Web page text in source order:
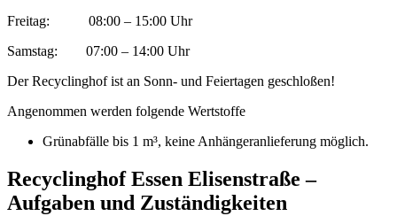
Freitag: 08:00 – 15:00 Uhr
Samstag: 07:00 – 14:00 Uhr
Der Recyclinghof ist an Sonn- und Feiertagen geschloßen!
Angenommen werden folgende Wertstoffe
Grünabfälle bis 1 m³, keine Anhängeranlieferung möglich.
Recyclinghof Essen Elisenstraße –
Aufgaben und Zuständigkeiten